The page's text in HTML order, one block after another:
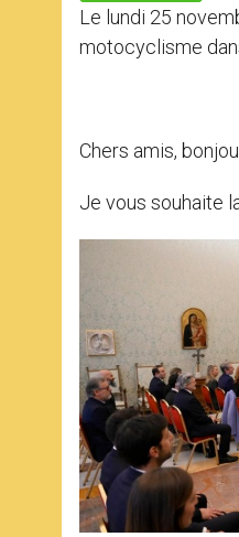
r
Le lundi 25
motocyclisme
Chers amis,
Je vous souhaite